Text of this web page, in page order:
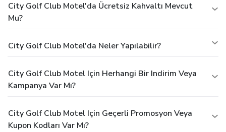
City Golf Club Motel'da Ücretsiz Kahvaltı Mevcut
Mu?
City Golf Club Motel'da Neler Yapılabilir?
City Golf Club Motel Için Herhangi Bir Indirim Veya
Kampanya Var Mı?
City Golf Club Motel Için Geçerli Promosyon Veya
Kupon Kodları Var Mı?